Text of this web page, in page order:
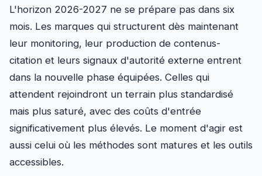
L'horizon 2026-2027 ne se prépare pas dans six
mois. Les marques qui structurent dès maintenant
leur monitoring, leur production de contenus-
citation et leurs signaux d'autorité externe entrent
dans la nouvelle phase équipées. Celles qui
attendent rejoindront un terrain plus standardisé
mais plus saturé, avec des coûts d'entrée
significativement plus élevés. Le moment d'agir est
aussi celui où les méthodes sont matures et les outils
accessibles.